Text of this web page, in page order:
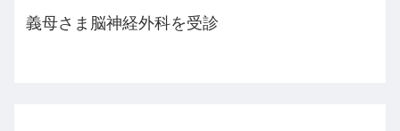
義母さま脳神経外科を受診